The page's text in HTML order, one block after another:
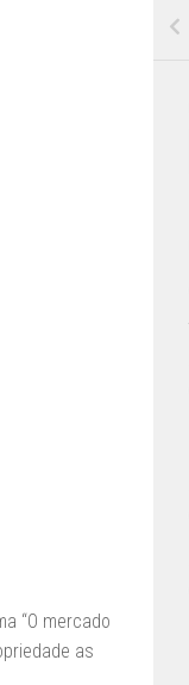
“O mercado
as